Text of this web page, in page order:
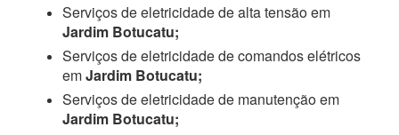
Serviços de eletricidade de alta tensão em
Jardim Botucatu;
Serviços de eletricidade de comandos elétricos
emJardim Botucatu;
Serviços de eletricidade de manutenção em
Jardim Botucatu;